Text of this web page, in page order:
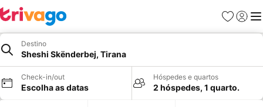
Favoritos
Iniciar
Destino
Sheshi Skënderbej, Tirana
Check-in/out
Escolha as datas
Hóspedes e quartos
2 hóspedes, 1 quarto.